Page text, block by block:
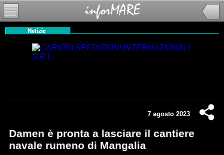
7 agosto 2023
Damen è pronta a lasciare il cantiere
navale rumeno di Mangalia